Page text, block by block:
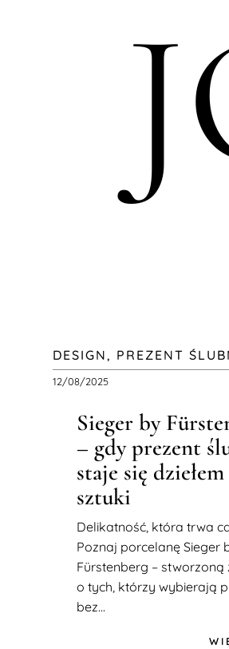
DESIGN, PREZENT
12/08/2025
Sieger by
– gdy prezent
staje się dziełem
sztuki
Delikatność, która trwa
Poznaj porcelanę Sieger
Fürstenberg – stworzoną
o tych, którzy wybierają
bez...